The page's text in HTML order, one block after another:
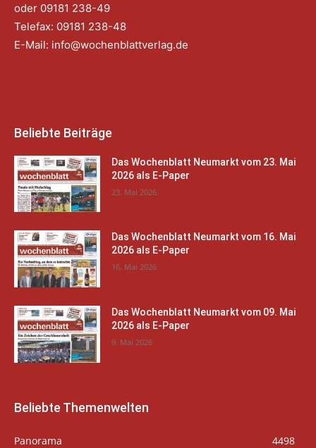
oder 09181 238-49
Telefax: 09181 238-48
E-Mail: info@wochenblattverlag.de
Beliebte Beiträge
Das Wochenblatt Neumarkt vom 23. Mai
2026 als E-Paper
23. Mai 2026
Das Wochenblatt Neumarkt vom 16. Mai
2026 als E-Paper
16. Mai 2026
Das Wochenblatt Neumarkt vom 09. Mai
2026 als E-Paper
9. Mai 2026
Beliebte Themenwelten
Panorama
4498